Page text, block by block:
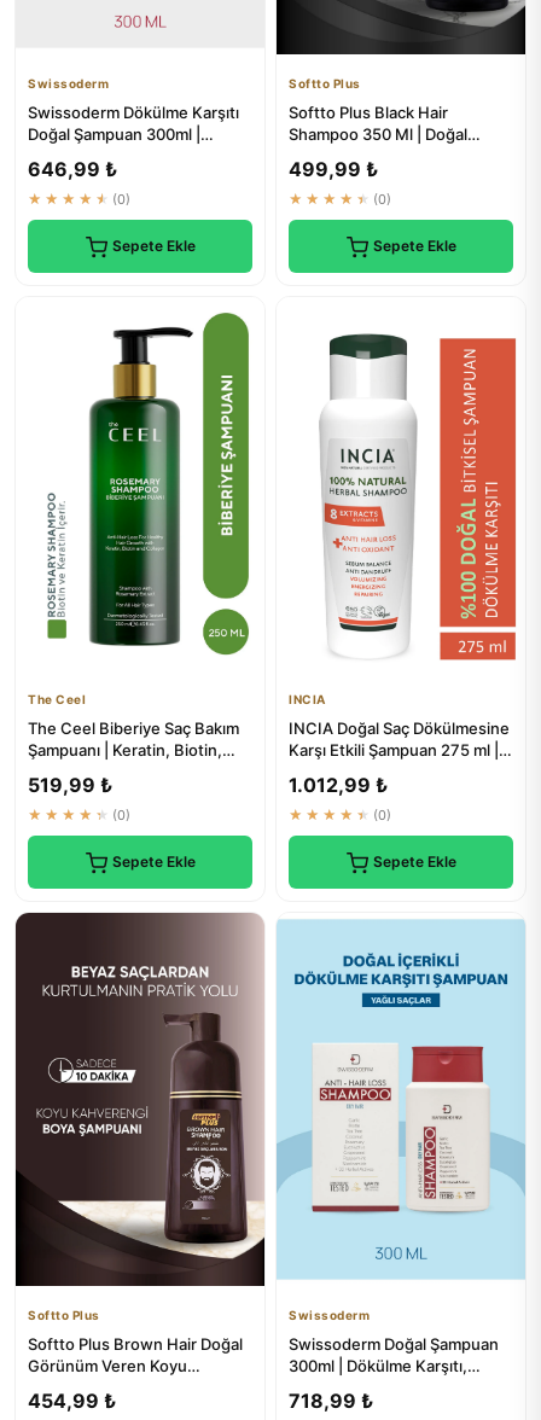
Swissoderm
Swissoderm Dökülme Karşıtı
Doğal Şampuan 300ml |
646,99 ₺
★★★★★ (0)
Sepete Ekle
Softto Plus
Softto Plus Black Hair
Shampoo 350 Ml | Doğal
499,99 ₺
★★★★★ (0)
Sepete Ekle
The Ceel
The Ceel Biberiye Saç Bakım
Şampuanı | Keratin, Biotin,
519,99 ₺
★★★★★ (0)
Sepete Ekle
INCIA
INCIA Doğal Saç Dökülmesine
Karşı Etkili Şampuan 275 ml | 8
1.012,99 ₺
★★★★★ (0)
Sepete Ekle
Softto Plus
Softto Plus Brown Hair Doğal
Görünüm Veren Koyu
ml
454,99 ₺
Swissoderm
Swissoderm Doğal Şampuan
300ml | Dökülme Karşıtı,
718,99 ₺